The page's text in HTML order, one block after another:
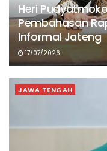
Heri
Pembahasan
Informal Jateng
17/07/2026
JAWA TENGAH